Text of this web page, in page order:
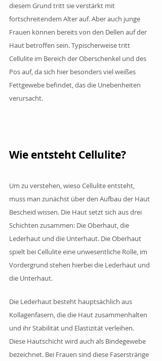
diesem Grund tritt sie verstärkt mit
fortschreitendem Alter auf. Aber auch junge
Frauen können bereits von den Dellen auf der
Haut betroffen sein. Typischerweise tritt
Cellulite im Bereich der Oberschenkel und des
Pos auf, da sich hier besonders viel weißes
Fettgewebe befindet, das die Unebenheiten
verursacht.
Wie entsteht Cellulite?
Um zu verstehen, wieso Cellulite entsteht,
muss man zunächst über den Aufbau der Haut
Bescheid wissen. Die Haut setzt sich aus drei
Schichten zusammen: Die Oberhaut, die
Lederhaut und die Unterhaut. Die Oberhaut
spielt bei Cellulite eine unwesentliche Rolle, im
Vordergrund stehen hierbei die Lederhaut und
die Unterhaut.
Die Lederhaut besteht hauptsächlich aus
Kollagenfasern, die die Haut zusammenhalten
und ihr Stabilität und Elastizität verleihen.
Diese Hautschicht wird auch als Bindegewebe
bezeichnet. Bei Frauen sind diese Faserstränge